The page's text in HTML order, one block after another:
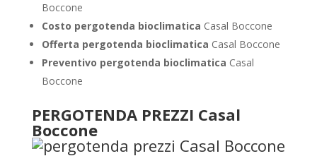
Boccone
Costo pergotenda bioclimatica Casal Boccone
Offerta pergotenda bioclimatica Casal Boccone
Preventivo pergotenda bioclimatica Casal
Boccone
PERGOTENDA PREZZI Casal
Boccone